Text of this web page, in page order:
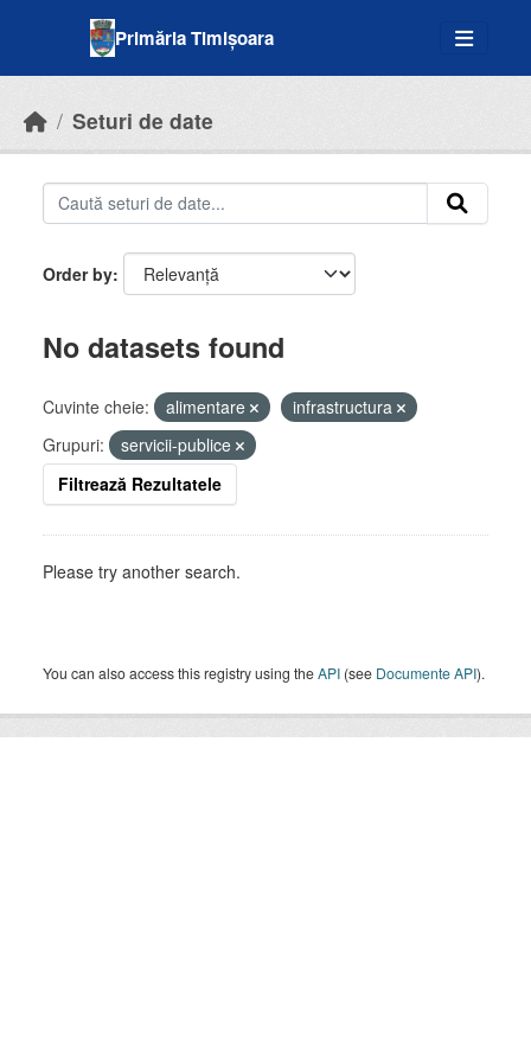
Primăria Timișoara
Seturi de date
Order by
No datasets found
Cuvinte cheie: alimentare
infrastructura
Grupuri:
servicii-publice
Filtrează Rezultatele
Please try another search.
You can also access this registry using theAPI (see Documente API).